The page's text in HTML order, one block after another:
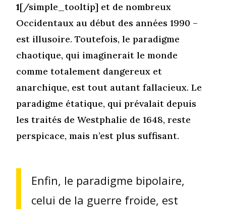
1[/simple_tooltip] et de nombreux
Occidentaux au début des années 1990 –
est illusoire. Toutefois, le paradigme
chaotique, qui imaginerait le monde
comme totalement dangereux et
anarchique, est tout autant fallacieux. Le
paradigme étatique, qui prévalait depuis
les traités de Westphalie de 1648, reste
perspicace, mais n’est plus suffisant.
Enfin, le paradigme bipolaire,
celui de la guerre froide, est